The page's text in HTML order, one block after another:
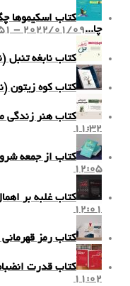
کتاب اسکیموها
چا...2022/01/09 - 13:51
کتاب نابغه تنبل
کتاب کوه زیتون
کتاب هنر زندگی
11:32
کتاب از جمعه
12:05
کتاب غلبه بر
12:01
کتاب رمز
کتاب قدرت
11:02